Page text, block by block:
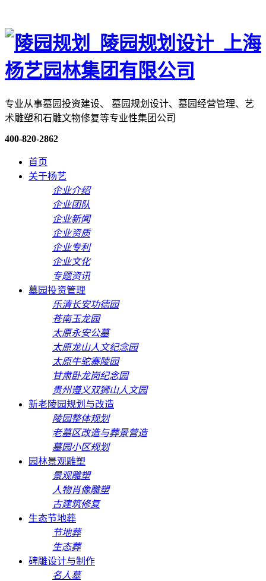
专业从事墓园投资建设、 墓园规划设计、墓园经营管理、艺
术雕塑和石雕文物修复等专业性集团公司
400-820-2862
首页
关于杨艺
企业介绍
企业团队
企业新闻
企业资质
企业专利
企业文化
专题资讯
墓园投资管理
乐清长安功德园
苍南玉龙园
太原永安公墓
太原龙山人文纪念园
太原牛驼寨陵园
甘肃卧龙岗纪念园
贵州遵义双狮山人文园
新老陵园规划与改造
陵园整体规划
老墓区改造与葬景营造
墓园小区规划
园林景观雕塑
景观雕塑
人物肖像雕塑
古建筑修复
生态节地葬
节地葬
生态葬
碑雕设计与制作
名人墓